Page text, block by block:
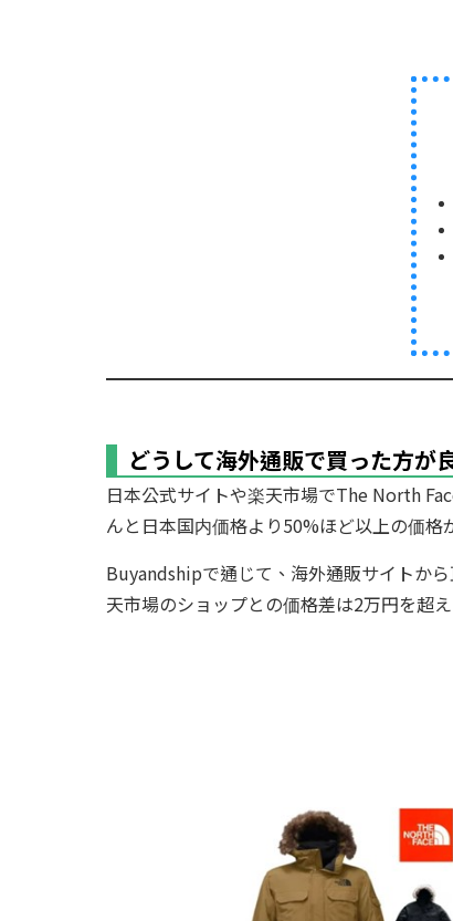
どうして海外通販で買った方が
日本公式サイトや楽天市場でThe North
んと日本国内価格より50%ほど以上の価格
Buyandshipで通じて、海外通販サイトか
天市場のショップとの価格差は2万円を超